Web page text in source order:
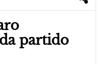
partido